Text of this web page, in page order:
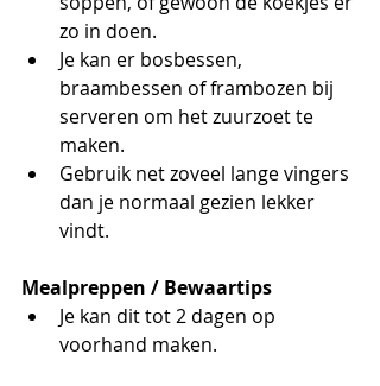
zo in doen.
Je kan er bosbessen,
braambessen of frambozen bij
serveren om het zuurzoet te
maken.
Gebruik net zoveel lange vingers
dan je normaal gezien lekker
vindt.
Mealpreppen / Bewaartips
Je kan dit tot 2 dagen op
voorhand maken.